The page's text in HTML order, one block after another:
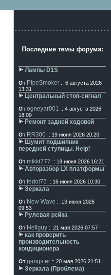
Последние темы форума:
Лампы D1S
От PipeSmoker :: 6 августа 2026
13:31
Центральный стоп-сигнал
От ogneyar001 :: 4 августа 2026
18:09
Ремонт задней ходовой
От RR300 :: 19 июня 2026 20:20
Шумит подшипник
передней ступицы. Help!
От mikki777 :: 18 июня 2026 16:21
Авторазбор LX платформы
От fedot75 :: 16 июня 2026 10:30
Зеркала
От New Wave :: 13 июня 2026
09:53
Рулевая рейка
От Hellguy :: 21 мая 2026 07:57
как проверить
производительность
кондиционера
От gangster :: 20 мая 2026 21:51
Зеркала (Проблема)